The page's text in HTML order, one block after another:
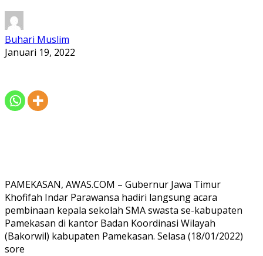
Buhari Muslim
Januari 19, 2022
PAMEKASAN, AWAS.COM – Gubernur Jawa Timur
Khofifah Indar Parawansa hadiri langsung acara
pembinaan kepala sekolah SMA swasta se-kabupaten
Pamekasan di kantor Badan Koordinasi Wilayah
(Bakorwil) kabupaten Pamekasan. Selasa (18/01/2022)
sore